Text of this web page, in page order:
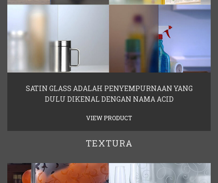
SATIN GLASS ADALAH PENYEMPURNAAN YANG
DULU DIKENAL DENGAN NAMA ACID
VIEW PRODUCT
TEXTURA